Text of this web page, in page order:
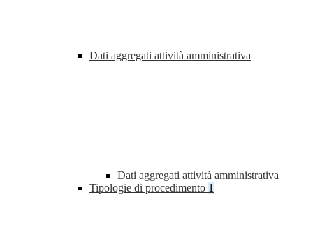
Dati aggregati attività amministrativa
Dati aggregati attività amministrativa
Tipologie di procedimento 1